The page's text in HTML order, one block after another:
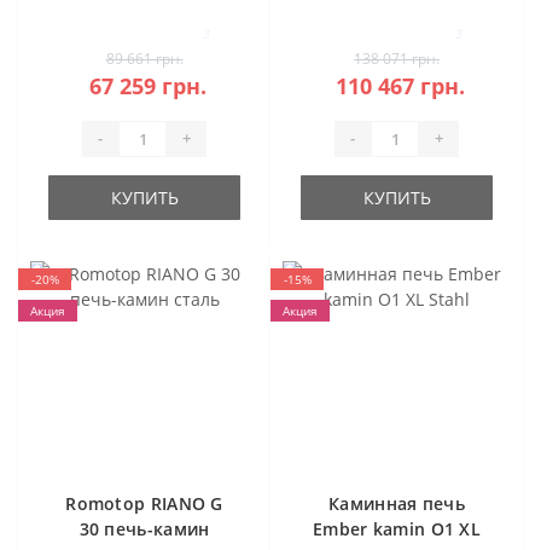
89 661 грн.
67 259 грн.
- +
КУПИТЬ
138 071 грн.
110 467 грн.
- +
КУПИТЬ
-20%
Акция
Romotop RIANO G
30 печь-камин
-15%
Акция
Каминная печь
Ember kamin O1 XL